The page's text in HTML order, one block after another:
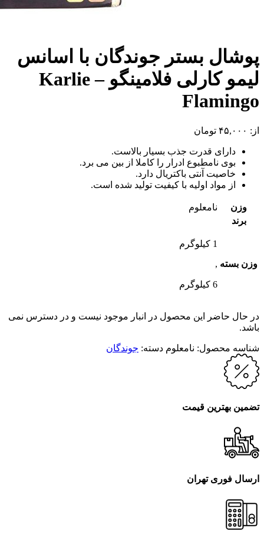
پوشال بستر جوندگان با اسانس
لیمو کارلی فلامینگو – Karlie
Flamingo
از: ۴۵,۰۰۰ تومان
دارای قدرت جذب بسیار بالاست.
بوی نامطبوع ادرار را کاملا از بین می برد.
خاصیت آنتی باکتریال دارد.
از مواد اولیه با کیفیت تولید شده است.
وزن
نامعلوم
برند
وزن بسته
1 کیلوگرم
,
6 کیلوگرم
در حال حاضر این محصول در انبار موجود نیست و در دسترس نمی
باشد.
شناسه محصول: نامعلوم دسته: جوندگان
تضمین بهترین قیمت
ارسال فوری تهران